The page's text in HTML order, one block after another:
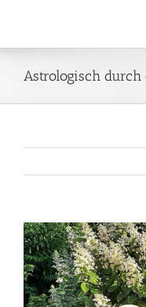
Astrologisch durch
Zeige
grösseres
Bild